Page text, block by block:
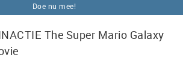
Doe nu mee!
The Super Mario Galaxy